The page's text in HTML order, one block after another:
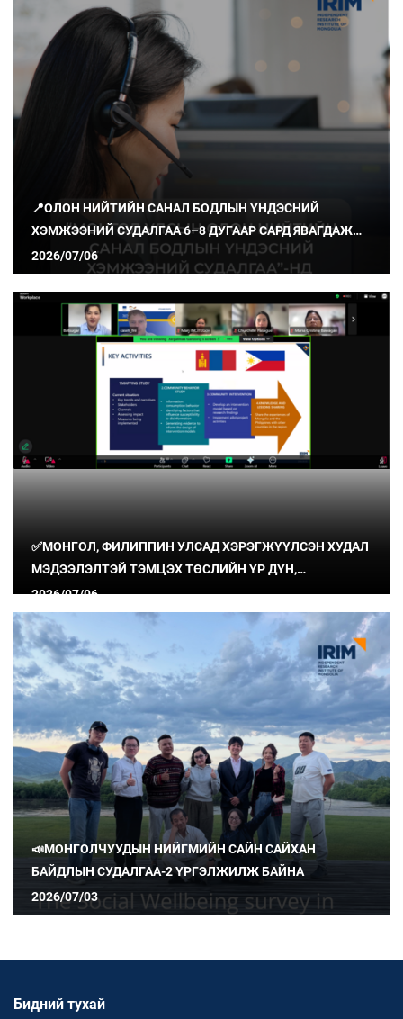
📍ОЛОН НИЙТИЙН САНАЛ БОДЛЫН ҮНДЭСНИЙ
ХЭМЖЭЭНИЙ СУДАЛГАА 6–8 ДУГААР САРД ЯВАГДАЖ
БАЙНА
2026/07/06
✅МОНГОЛ, ФИЛИППИН УЛСАД ХЭРЭГЖҮҮЛСЭН ХУДАЛ
МЭДЭЭЛЭЛТЭЙ ТЭМЦЭХ ТӨСЛИЙН ҮР ДҮН,
СУРГАМЖИЙГ ХУВААЛЦЛАА
2026/07/06
📣МОНГОЛЧУУДЫН НИЙГМИЙН САЙН САЙХАН
БАЙДЛЫН СУДАЛГАА-2 ҮРГЭЛЖИЛЖ БАЙНА
2026/07/03
Бидний тухай